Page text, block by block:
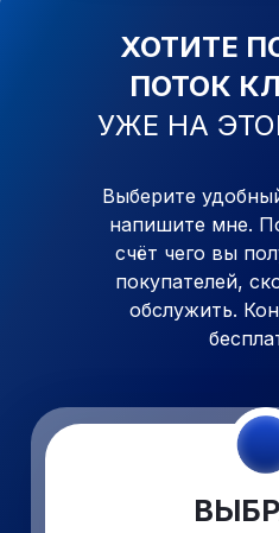
ХОТИТЕ
ПОТОК
УЖЕ НА
Выберите
напишите мне.
счёт чего вы
покупателей,
обслужить.